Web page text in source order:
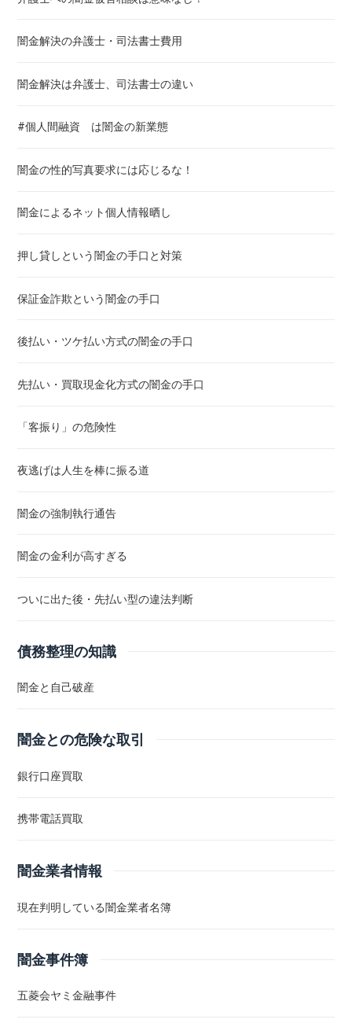
闇金解決の弁護士・司法書士費用
闇金解決は弁護士、司法書士の違い
#個人間融資 は闇金の新業態
闇金の性的写真要求には応じるな！
闇金によるネット個人情報晒し
押し貸しという闇金の手口と対策
保証金詐欺という闇金の手口
後払い・ツケ払い方式の闇金の手口
先払い・買取現金化方式の闇金の手口
「客振り」の危険性
夜逃げは人生を棒に振る道
闇金の強制執行通告
闇金の金利が高すぎる
ついに出た後・先払い型の違法判断
債務整理の知識
闇金と自己破産
闇金との危険な取引
銀行口座買取
携帯電話買取
闇金業者情報
現在判明している闇金業者名簿
闇金事件簿
五菱会ヤミ金融事件